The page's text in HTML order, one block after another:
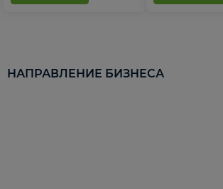
НАПРАВЛЕНИЕ БИЗНЕСА